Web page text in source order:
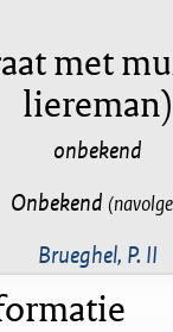
met
liereman)
onbekend
Onbekend
Brueghel, P. II